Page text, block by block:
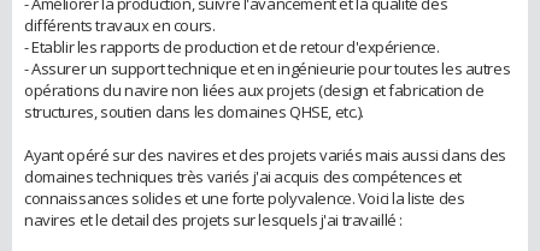
différents travaux en cours.
- Etablir les rapports de production et de retour d'expérience.
- Assurer un support technique et en ingénieurie pour toutes les autres
opérations du navire non liées aux projets (design et fabrication de
structures, soutien dans les domaines QHSE, etc.).
Ayant opéré sur des navires et des projets variés mais aussi dans des
domaines techniques très variés j'ai acquis des compétences et
connaissances solides et une forte polyvalence. Voici la liste des
navires et le detail des projets sur lesquels j'ai travaillé :